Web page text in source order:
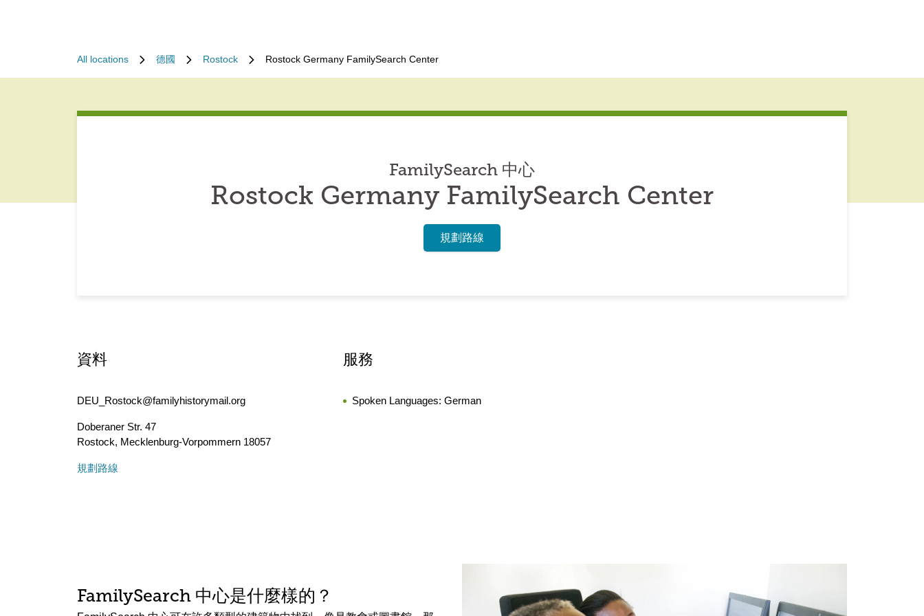
All locations 德國 Rostock Rostock Germany FamilySearch Center
FamilySearch 中心
Rostock Germany FamilySearch Center
規劃路線
資料
DEU_Rostock@familyhistorymail.org
Doberaner Str. 47
Rostock, Mecklenburg-Vorpommern 18057
規劃路線
服務
Spoken Languages: German
FamilySearch 中心是什麼樣的？